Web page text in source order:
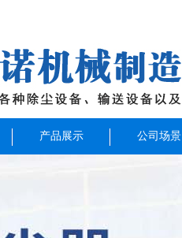
产品展示 公司场景